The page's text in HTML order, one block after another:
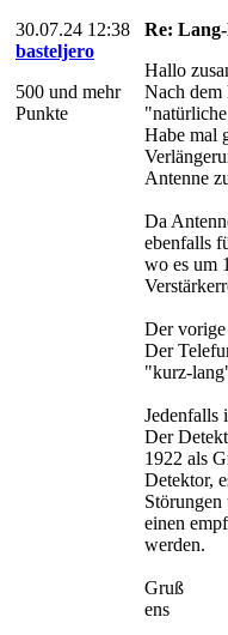
30.07.24 12:38
basteljero
500 und mehr
Punkte
Re:
Hallo
Nach dem
Habe mal
Antenne
Da
ebenfalls
wo es um
Der vorige
Der
"kurz-
Jedenfalls
Der
1922 als
Detektor,
einen
werden.
Gruß
ens